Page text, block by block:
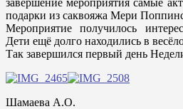
завершение мероприятия самые
подарки из саквояжа Мери
Мероприятие получилось
Дети ещё долго находились в
Так завершился первый день
Шамаева А.О.